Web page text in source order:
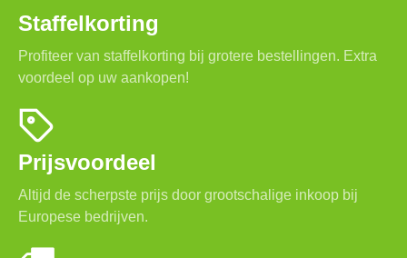
Staffelkorting
Profiteer van staffelkorting bij grotere bestellingen. Extra
voordeel op uw aankopen!
Prijsvoordeel
Altijd de scherpste prijs door grootschalige inkoop bij
Europese bedrijven.